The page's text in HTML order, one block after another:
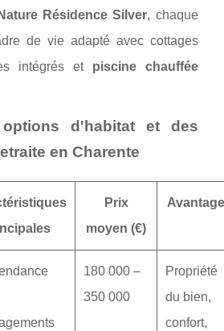
Nature Résidence Silver, chaque
de vie adapté avec cottages
intégrés et piscine chauffée
d'habitat et des
en Charente
Prix
moyen (€)
180 000 –
350 000
Propriété
du bien,
confort,